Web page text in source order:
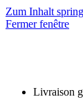
Zum Inhalt
Fermer fenêtre
Livraison